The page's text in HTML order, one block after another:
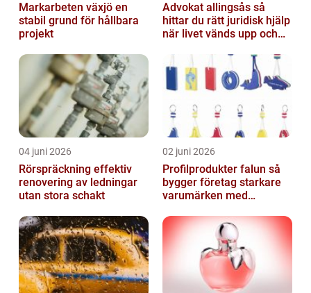
Markarbeten växjö en
stabil grund för hållbara
projekt
Advokat allingsås så
hittar du rätt juridisk hjälp
när livet vänds upp och
04 juni 2026
Rörspräckning effektiv
renovering av ledningar
utan stora schakt
02 juni 2026
Profilprodukter falun så
bygger företag starkare
varumärken med